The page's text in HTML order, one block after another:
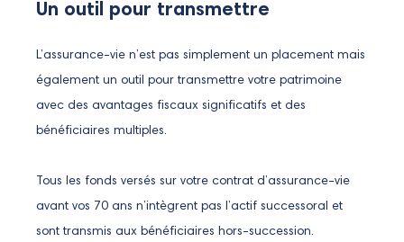
Un outil pour transmettre
L’assurance-vie n’est pas simplement un placement mais
également un outil pour transmettre votre patrimoine
avec des avantages fiscaux significatifs et des
bénéficiaires multiples.
Tous les fonds versés sur votre contrat d’assurance-vie
avant vos 70 ans n’intègrent pas l’actif successoral et
sont transmis aux bénéficiaires hors-succession.